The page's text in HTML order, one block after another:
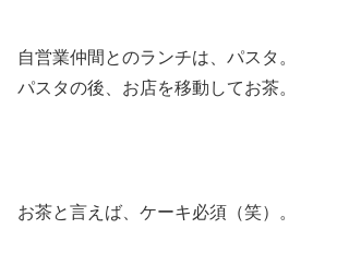
自営業仲間とのランチは、パスタ。
パスタの後、お店を移動してお茶。
お茶と言えば、ケーキ必須（笑）。